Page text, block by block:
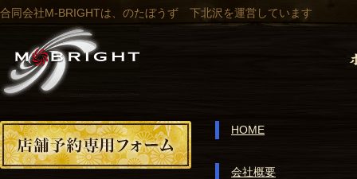
合同会社M-BRIGHTは、のたぼうず 下北沢を運営しています
HOME
会社概要